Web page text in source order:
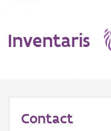
Inventaris
Contact